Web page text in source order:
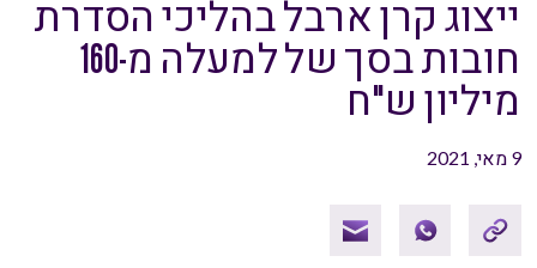
ייצוג קרן ארבל בהליכי הסדרת
חובות בסך של למעלה מ-160
מיליון ש"ח
9 מאי, 2021